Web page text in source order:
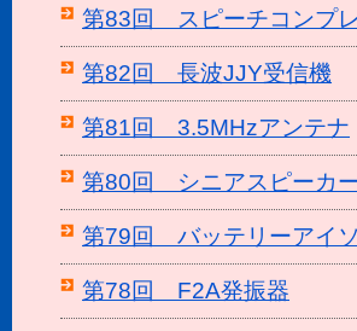
第83回 スピーチコンプ
第82回 長波JJY受信機
第81回 3.5MHzアンテナ
第80回 シニアスピーカ
第79回 バッテリーアイ
第78回 F2A発振器